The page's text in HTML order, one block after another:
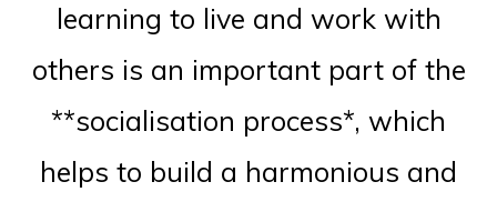
learning to live and work with
others is an important part of the
**socialisation process*, which
helps to build a harmonious and